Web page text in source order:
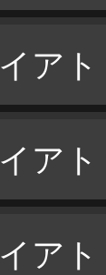
イア
イア
イア